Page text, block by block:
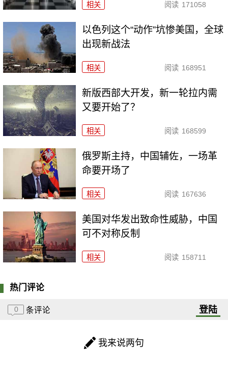
相关 阅读 171058
以色列这个“动作”坑惨美国，全球
出现新战法
相关 阅读 168951
新版西部大开发，新一轮拉内需
又要开始了？
相关 阅读 168599
俄罗斯主持，中国辅佐，一场革
命要开场了
相关 阅读 167636
美国对华发出致命性威胁，中国
可不对称反制
相关 阅读 158711
热门评论
0 条评论 登陆
我来说两句